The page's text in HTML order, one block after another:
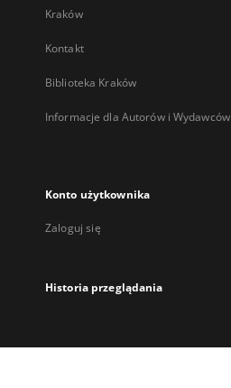
Kraków
Kontakt
Biblioteka Kraków
Informacje dla Autorów i Wydawców
Konto użytkownika
Zaloguj się
Historia przeglądania